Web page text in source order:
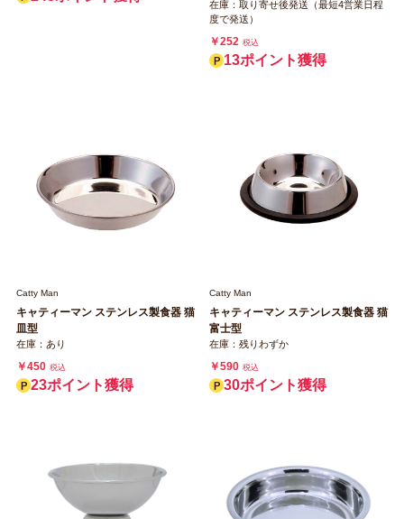
在庫：取り寄せ後発送（最短4営業日程
度で発送）
￥252 税込
13ポイント獲得
Catty Man
キャティーマン ステンレス製食器 猫
皿型
在庫：あり
￥450 税込
23ポイント獲得
Catty Man
キャティーマン ステンレス製食器 猫
富士型
在庫：残りわずか
￥590 税込
30ポイント獲得